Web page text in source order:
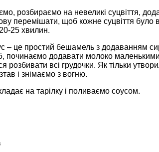
розбираємо на невеликі суцвіття,
перемішати, щоб кожне суцвіття
25 хвилин.
– це простий бешамель з додаванням
починаємо додавати молоко
розбивати всі грудочки. Як тільки
і знімаємо з вогню.
на тарілку і поливаємо соусом.